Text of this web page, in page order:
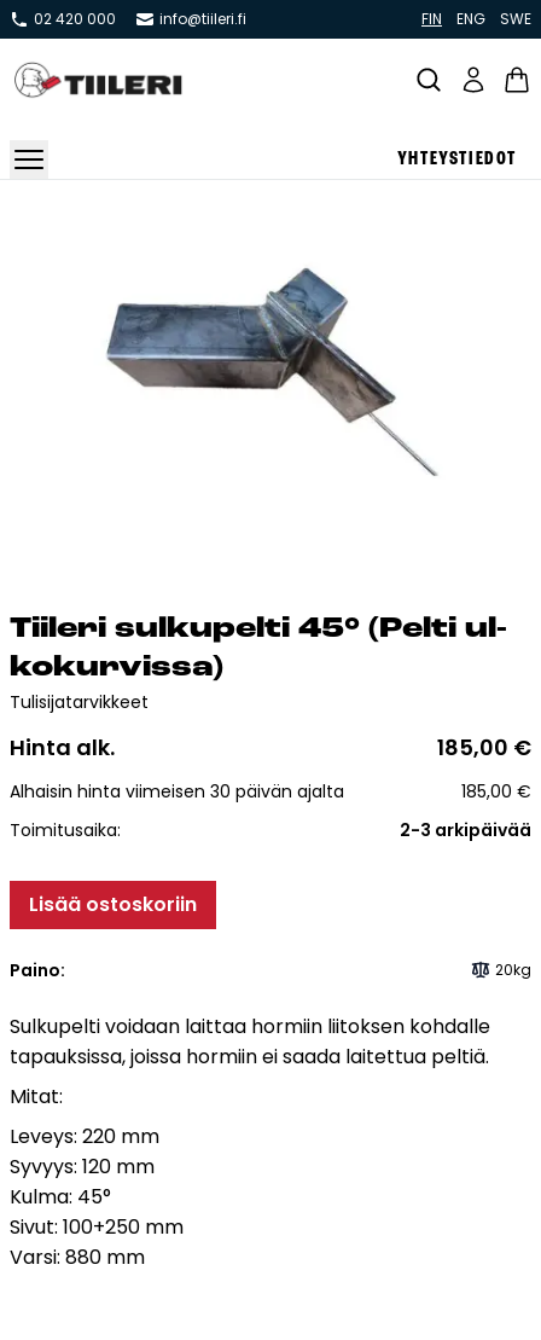
02 420 000 info@tiileri.fi FIN ENG SWE
YHTEYSTIEDOT
Pönttö -ja kaakeliuunit
Leivin -ja lämpiöuunit
Kotikäynti
Tiilet ja tiililaatat
Julkisivutiilet
Tiililaatat
Aukonylitysratkaisut ja
Vastuullisuus
Verkkokauppa
Tulisijatarvikkeet
Kamiinat ja kevyet tulisijat
Grillit ja pihakeittiöt
Tiilet
Laastit
Tii­le­ri sul­ku­pel­ti 45° (Pel­ti ul­
ko­kur­vis­sa)
Tulisijatarvikkeet
Hinta alk. 185,00 €
Alhaisin hinta viimeisen 30 päivän ajalta 185,00 €
Toimitusaika:
2-3 arkipäivää
Lisää ostoskoriin
Paino: 20kg
Sulkupelti voidaan laittaa hormiin liitoksen kohdalle
tapauksissa, joissa hormiin ei saada laitettua peltiä.
Mitat:
Leveys: 220 mm
Syvyys: 120 mm
Kulma: 45°
Sivut: 100+250 mm
Varsi: 880 mm